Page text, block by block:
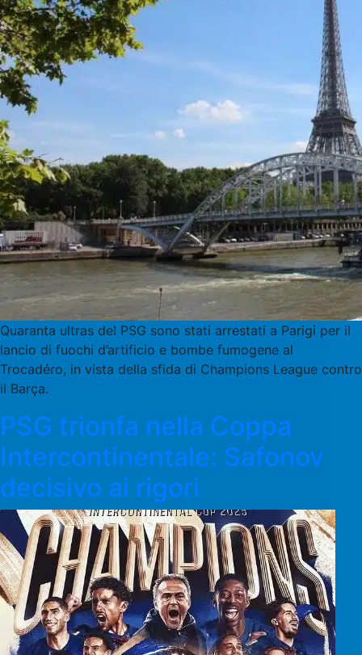
Quaranta ultras del PSG sono stati arrestati a Parigi per il
lancio di fuochi d’artificio e bombe fumogene al
Trocadéro, in vista della sfida di Champions League contro
il Barça.
PSG trionfa nella Coppa
Intercontinentale: Safonov
decisivo ai rigori